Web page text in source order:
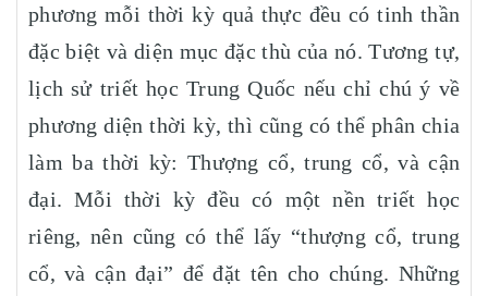
phương mỗi thời kỳ quả thực đều có tinh thần
đặc biệt và diện mục đặc thù của nó. Tương tự,
lịch sử triết học Trung Quốc nếu chỉ chú ý về
phương diện thời kỳ, thì cũng có thể phân chia
làm ba thời kỳ: Thượng cổ, trung cổ, và cận
đại. Mỗi thời kỳ đều có một nền triết học
riêng, nên cũng có thể lấy “thượng cổ, trung
cổ, và cận đại” để đặt tên cho chúng. Những